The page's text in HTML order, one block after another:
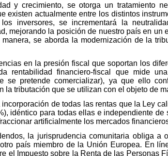
y crecimiento, se otorga un tratamiento
existen actualmente entre los distintos
inversores, se incrementará la
mejorando la posición de nuestro país en
se aborda la modernización de la
en la presión fiscal que soportan los
rentabilidad financiero-fiscal que mide
se pretende comercializar), ya que ello
la tributación que se utilizan con el objeto de
de todas las rentas que la Ley
idéntico para todas ellas e independiente
artificialmente los mercados
la jurisprudencia comunitaria obliga a
país miembro de la Unión Europea. En
el Impuesto sobre la Renta de las Personas